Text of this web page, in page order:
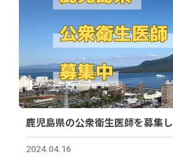
鹿児島県の公衆衛生医師を募集
2024.04.16